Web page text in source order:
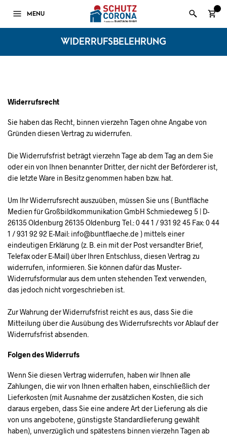
MENU
WIDERRUFSBELEHRUNG
Widerrufsrecht
Sie haben das Recht, binnen vierzehn Tagen ohne Angabe von
Gründen diesen Vertrag zu widerrufen.
Die Widerrufsfrist beträgt vierzehn Tage ab dem Tag an dem Sie
oder ein von Ihnen benannter Dritter, der nicht der Beförderer ist,
die letzte Ware in Besitz genommen haben bzw. hat.
Um Ihr Widerrufsrecht auszuüben, müssen Sie uns ( Buntfläche
Medien für Großbildkommunikation GmbH Schmiedeweg 5 | D-
26135 Oldenburg 26135 Oldenburg Tel.: 0 44 1 / 931 92 45 Fax: 0 44
1 / 931 92 92 E-Mail: info@buntflaeche.de ) mittels einer
eindeutigen Erklärung (z. B. ein mit der Post versandter Brief,
Telefax oder E-Mail) über Ihren Entschluss, diesen Vertrag zu
widerrufen, informieren. Sie können dafür das Muster-
Widerrufsformular aus dem unten stehenden Text verwenden,
das jedoch nicht vorgeschrieben ist.
Zur Wahrung der Widerrufsfrist reicht es aus, dass Sie die
Mitteilung über die Ausübung des Widerrufsrechts vor Ablauf der
Widerrufsfrist absenden.
Folgen des Widerrufs
Wenn Sie diesen Vertrag widerrufen, haben wir Ihnen alle
Zahlungen, die wir von Ihnen erhalten haben, einschließlich der
Lieferkosten (mit Ausnahme der zusätzlichen Kosten, die sich
daraus ergeben, dass Sie eine andere Art der Lieferung als die
von uns angebotene, günstigste Standardlieferung gewählt
haben), unverzüglich und spätestens binnen vierzehn Tagen ab